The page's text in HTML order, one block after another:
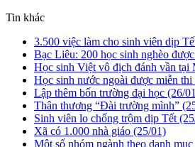
Tin khác
3.500 việc làm cho sinh viên dịp
Bạc Liêu: 200 học sinh nghèo
Học sinh Việt vô địch đánh vần tại
Học sinh nước ngoài được miễn
Lập thêm bốn trường đại học (26/
Thân thương “Đài trường mình”
Sinh viên lo chống trộm dịp Tết
Xã có 1.000 nhà giáo (25/01)
Một số nhóm ngành theo danh